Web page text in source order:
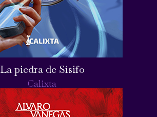
La piedra de Sísifo
Calixta